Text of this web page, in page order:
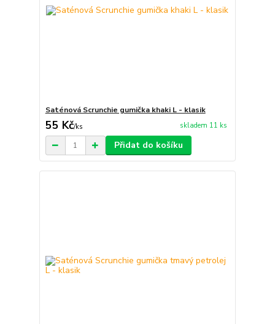
Saténová Scrunchie gumička khaki L - klasik
55 Kč/ks skladem 11 ks
Přidat do košíku